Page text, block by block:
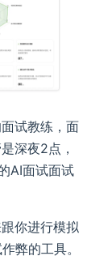
试教练，面
深夜2点，
AI面试面试
你进行模拟
弊的工具。